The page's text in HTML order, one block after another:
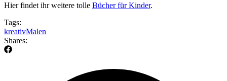
Hier findet ihr weitere tolle Bücher für Kinder.
Tags:
kreativMalen
Shares: